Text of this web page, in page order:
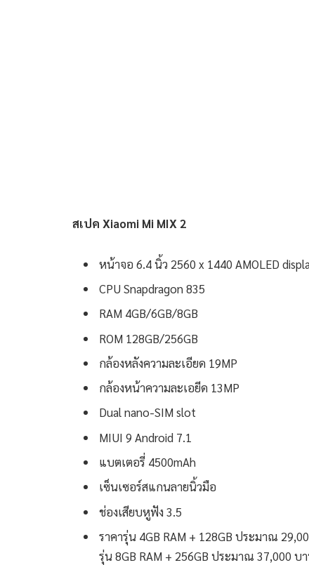
สเปค Xiaomi Mi MIX 2
หน้าจอ 6.4 นิ้ว 2560 x 1440 AMOLED
CPU Snapdragon 835
RAM 4GB/6GB/8GB
ROM 128GB/256GB
กล้องหลังความละเอียด 19MP
กล้องหน้าความละเอยีด 13MP
Dual nano-SIM slot
MIUI 9 Android 7.1
แบตเตอรี่ 4500mAh
เซ็นเซอร์สแกนลายนิ้วมือ
ช่องเสียบหูฟัง 3.5
ราคารุ่น 4GB RAM + 128GB ประมาณ
รุ่น 8GB RAM + 256GB ประมาณ 37,000 บ